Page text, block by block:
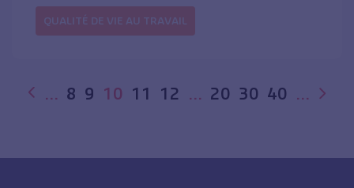
QUALITÉ DE VIE AU TRAVAIL
« 8 9 10 11 12 20 30 40 »